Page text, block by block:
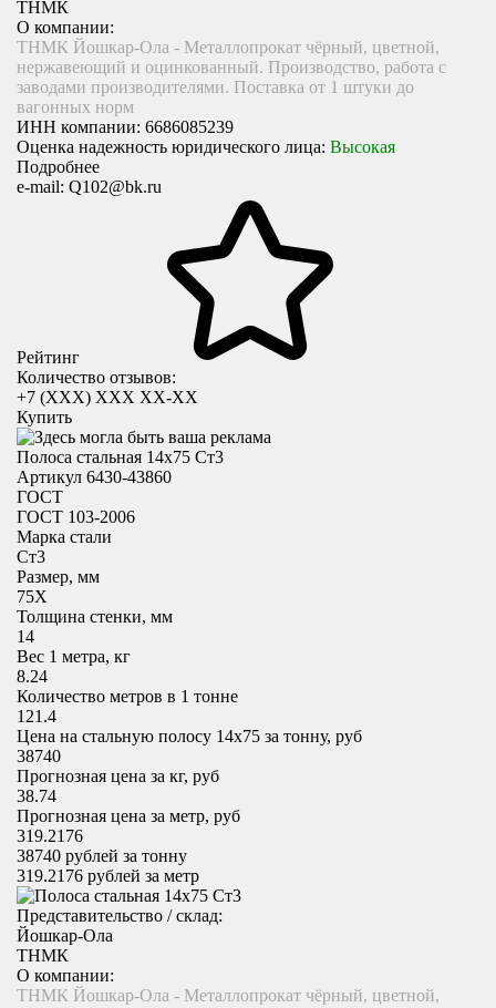
ТНМК
О компании:
ТНМК Йошкар-Ола - Металлопрокат чёрный, цветной,
нержавеющий и оцинкованный. Производство, работа с
заводами производителями. Поставка от 1 штуки до
вагонных норм
ИНН компании: 6686085239
Оценка надежность юридического лица: Высокая
Подробнее
e-mail: Q102@bk.ru
Рейтинг
Количество отзывов:
+7 (XXX) ХХХ ХХ-ХХ
Купить
Полоса стальная 14х75 Ст3
Артикул 6430-43860
ГОСТ
ГОСТ 103-2006
Марка стали
Ст3
Размер, мм
75X
Толщина стенки, мм
14
Вес 1 метра, кг
8.24
Количество метров в 1 тонне
121.4
Цена на стальную полосу 14х75 за тонну, руб
38740
Прогнозная цена за кг, руб
38.74
Прогнозная цена за метр, руб
319.2176
38740 рублей за тонну
319.2176 рублей за метр
Представительство / склад:
Йошкар-Ола
ТНМК
О компании:
ТНМК Йошкар-Ола - Металлопрокат чёрный, цветной,